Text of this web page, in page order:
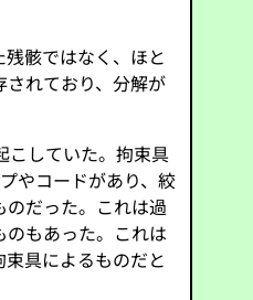
骸ではなく、ほと
れており、分解が
こしていた。拘束具
やコードがあり、絞
だった。これは過
もあった。これは
具によるものだと